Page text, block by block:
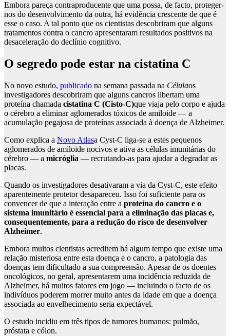
Embora pareça contraproducente que uma possa, de facto, proteger-
nos do desenvolvimento da outra, há evidência crescente de que é
esse o caso. A tal ponto que os cientistas descobriram que alguns
tratamentos contra o cancro apresentaram resultados positivos na
desaceleração do declínio cognitivo.
O segredo pode estar na cistatina C
No novo estudo, publicado na semana passada na Célulaos
investigadores descobriram que alguns cancros libertam uma
proteína chamada cistatina C (Cisto-C)que viaja pelo corpo e ajuda
o cérebro a eliminar aglomerados tóxicos de amiloide — a
acumulação pegajosa de proteínas associada à doença de Alzheimer.
Como explica a Novo Atlasa Cyst-C liga-se a estes pequenos
aglomerados de amiloide nocivos e ativa as células imunitárias do
cérebro — a micróglia — recrutando-as para ajudar a degradar as
placas.
Quando os investigadores desativaram a via da Cyst-C, este efeito
aparentemente protetor desapareceu. Isso foi suficiente para os
convencer de que a interação entre a proteína do cancro e o
sistema imunitário é essencial para a eliminação das placas e,
consequentemente, para a redução do risco de desenvolver
Alzheimer.
Embora muitos cientistas acreditem há algum tempo que existe uma
relação misteriosa entre esta doença e o cancro, a patologia das
doenças tem dificultado a sua compreensão. Apesar de os doentes
oncológicos, no geral, apresentarem uma incidência reduzida de
Alzheimer, há muitos fatores em jogo — incluindo o facto de os
indivíduos poderem morrer muito antes da idade em que a doença
associada ao envelhecimento seria expectável.
O estudo incidiu em três tipos de tumores humanos: pulmão,
próstata e cólon.